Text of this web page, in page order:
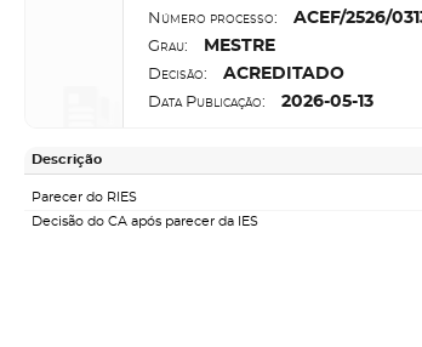
Número processo: ACEF/2526/
Grau: M ESTRE
Decisão: ACREDITADO
Data Publicação: 2026-05-13
Descrição
Parecer do RIES
Decisão do CA após parecer da IES